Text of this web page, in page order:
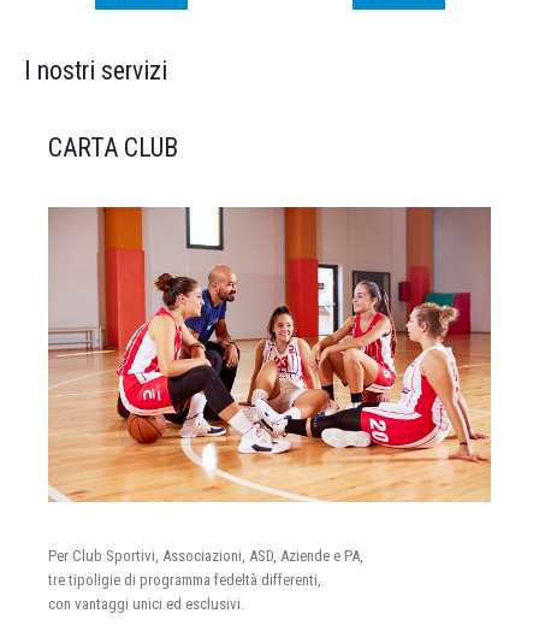
I nostri servizi
CARTA CLUB
Per Club Sportivi, Associazioni, ASD, Aziende e PA,
tre tipoligie di programma fedeltà differenti,
con vantaggi unici ed esclusivi.